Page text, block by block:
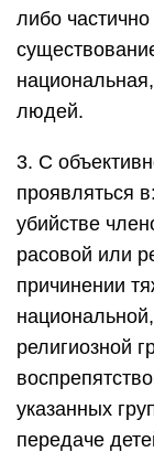
либо
людей.
3. С
проявляться
убийстве
расовой или
причинении
религиозной
указанных
передаче